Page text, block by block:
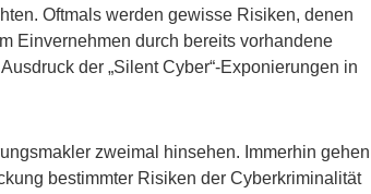
Oftmals werden gewisse Risiken, denen
Einvernehmen durch bereits vorhandene
der „Silent Cyber“-Exponierungen in
zweimal hinsehen. Immerhin gehen
bestimmter Risiken der Cyberkriminalität